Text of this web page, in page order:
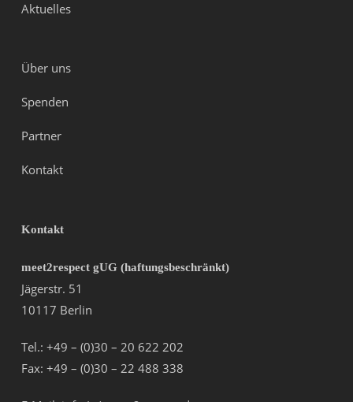
Aktuelles
Über uns
Spenden
Partner
Kontakt
Kontakt
meet2respect gUG (haftungsbeschränkt)
Jägerstr. 51
10117 Berlin
Tel.: +49 – (0)30 – 20 622 202
Fax: +49 – (0)30 – 22 488 338